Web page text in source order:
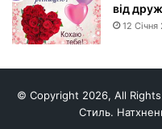
н
ц
і
д
від
12 Січня
© Copyright 2026, All
Стиль.